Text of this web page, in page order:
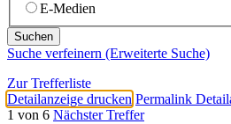
E-Medien
Suche verfeinern (Erweiterte Suche)
Zur Trefferliste
Detailanzeige drucken Permalink
1 von 6 Nächster Treffer